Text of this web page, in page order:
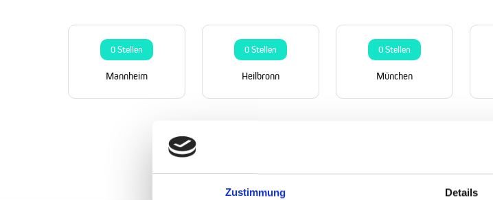
Zustimmung Details
0 Stellen
Mannheim
0 Stellen
Heilbronn
0 Stellen
München